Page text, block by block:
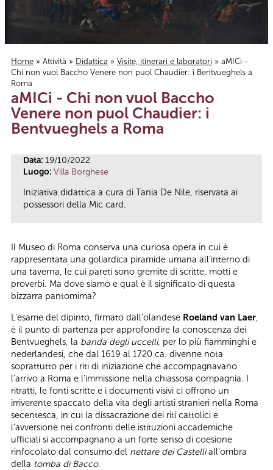
Tu sei qui
Home » Attività » Didattica » Visite, itinerari e laboratori » aMICi -
Chi non vuol Baccho Venere non puol Chaudier: i Bentvueghels a
Roma
aMICi - Chi non vuol Baccho
Venere non puol Chaudier: i
Bentvueghels a Roma
Data: 19/10/2022
Luogo: Villa Borghese
Iniziativa didattica a cura di Tania De Nile, riservata ai
possessori della Mic card.
Il Museo di Roma conserva una curiosa opera in cui è
rappresentata una goliardica piramide umana all’interno di
una taverna, le cui pareti sono gremite di scritte, motti e
proverbi. Ma dove siamo e qual è il significato di questa
bizzarra pantomima?
L’esame del dipinto, firmato dall’olandese Roeland van Laer
è il punto di partenza per approfondire la conoscenza dei
Bentvueghels, la banda degli uccelli, per lo più fiamminghi e
nederlandesi, che dal 1619 al 1720 ca. divenne nota
soprattutto per i riti di iniziazione che accompagnavano
l’arrivo a Roma e l’immissione nella chiassosa compagnia. I
ritratti, le fonti scritte e i documenti visivi ci offrono un
irriverente spaccato della vita degli artisti stranieri nella Roma
secentesca, in cui la dissacrazione dei riti cattolici e
l’avversione nei confronti delle istituzioni accademiche
ufficiali si accompagnano a un forte senso di coesione
rinfocolato dal consumo del nettare dei Castelliall’ombra
della tomba di Bacco.